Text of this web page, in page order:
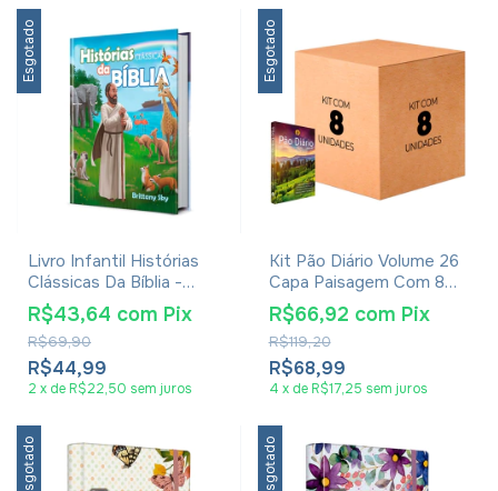
Esgotado
Livro Infantil Histórias
Clássicas Da Bíblia -
Brittany Sky
R$44,99
R$69,90
R$43,64 com Pix
2 x de R$22,50 sem juros
Esgotado
Kit Pão Diário Volume 26
Capa Paisagem Com 8
Unidades
R$68,99
R$119,20
R$66,92 com Pix
4 x de R$17,25 sem juros
Esgotado Esgotado